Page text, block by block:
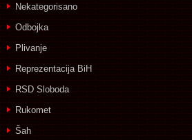
Nekategorisano
Odbojka
Plivanje
Reprezentacija BiH
RSD Sloboda
Rukomet
Šah